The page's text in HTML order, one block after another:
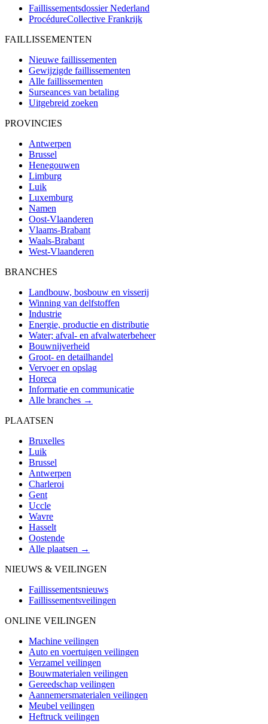
Faillissementsdossier Nederland
ProcédureCollective Frankrijk
FAILLISSEMENTEN
Nieuwe faillissementen
Gewijzigde faillissementen
Alle faillissementen
Surseances van betaling
Uitgebreid zoeken
PROVINCIES
Antwerpen
Brussel
Henegouwen
Limburg
Luik
Luxemburg
Namen
Oost-Vlaanderen
Vlaams-Brabant
Waals-Brabant
West-Vlaanderen
BRANCHES
Landbouw, bosbouw en visserij
Winning van delfstoffen
Industrie
Energie, productie en distributie
Water; afval- en afvalwaterbeheer
Bouwnijverheid
Groot- en detailhandel
Vervoer en opslag
Horeca
Informatie en communicatie
Alle branches →
PLAATSEN
Bruxelles
Luik
Brussel
Antwerpen
Charleroi
Gent
Uccle
Wavre
Hasselt
Oostende
Alle plaatsen →
NIEUWS & VEILINGEN
Faillissementsnieuws
Faillissementsveilingen
ONLINE VEILINGEN
Machine veilingen
Auto en voertuigen veilingen
Verzamel veilingen
Bouwmaterialen veilingen
Gereedschap veilingen
Aannemersmaterialen veilingen
Meubel veilingen
Heftruck veilingen